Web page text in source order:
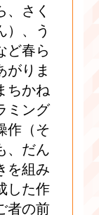
、さく
）、う
ど春ら
がりま
ちかね
ミング
作（そ
、だん
を組み
した作
者の前